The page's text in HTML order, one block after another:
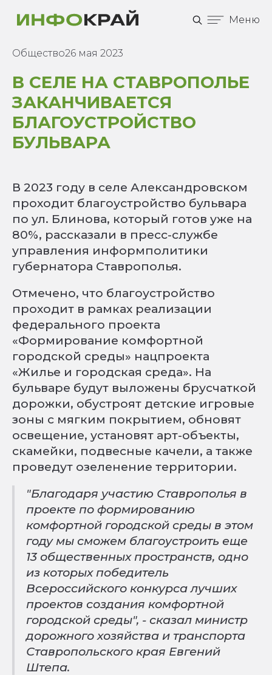
Меню
Общество26 мая 2023
В СЕЛЕ НА СТАВРОПОЛЬЕ
ЗАКАНЧИВАЕТСЯ
БЛАГОУСТРОЙСТВО
БУЛЬВАРА
В 2023 году в селе Александровском
проходит благоустройство бульвара
по ул. Блинова, который готов уже на
80%, рассказали в пресс-службе
управления информполитики
губернатора Ставрополья.
Отмечено, что благоустройство
проходит в рамках реализации
федерального проекта
«Формирование комфортной
городской среды» нацпроекта
«Жилье и городская среда». На
бульваре будут выложены брусчаткой
дорожки, обустроят детские игровые
зоны с мягким покрытием, обновят
освещение, установят арт-объекты,
скамейки, подвесные качели, а также
проведут озеленение территории.
"Благодаря участию Ставрополья в
проекте по формированию
комфортной городской среды в этом
году мы сможем благоустроить еще
13 общественных пространств, одно
из которых победитель
Всероссийского конкурса лучших
проектов создания комфортной
городской среды", - сказал министр
дорожного хозяйства и транспорта
Ставропольского края Евгений
Штепа.